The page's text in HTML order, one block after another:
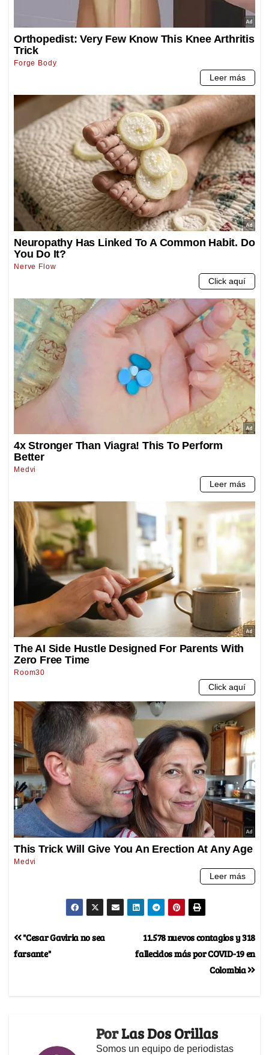
11.578 nuevos contagios y 318
fallecidos más por COVID-19 en
Colombia
"Cesar Gaviria no sea
farsante"
PorLas Dos Orillas
Somos un equipo de periodistas